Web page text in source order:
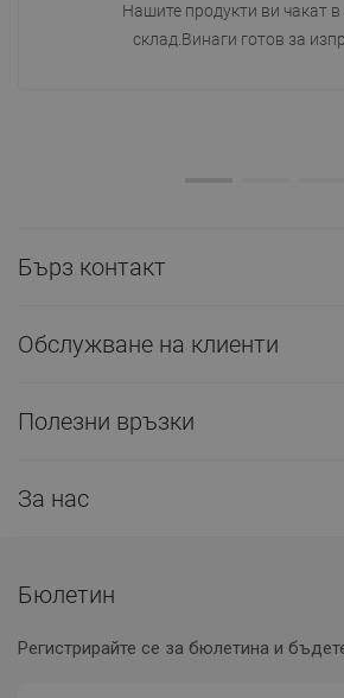
Нашите продукти ви чакат
склад.Винаги готов за
Бърз контакт
Обслужване на клиенти
Полезни връзки
За нас
Бюлетин
Регистрирайте се за бюлетина и